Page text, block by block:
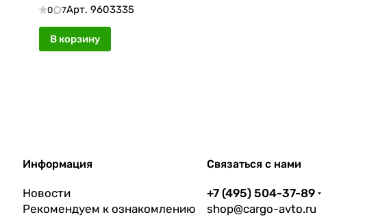
0 7Арт. 9603335
В корзину
Информация
Новости
Рекомендуем к ознакомлению
Связаться с нами
+7 (495) 504-37-89
shop@cargo-avto.ru